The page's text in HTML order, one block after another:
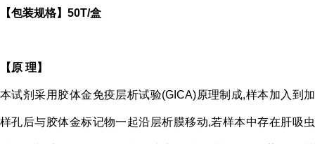
【包装规格】50T/盒
【原 理】
本试剂采用胶体金免疫层析试验(GICA)原理制成,样本加入到加
样孔后与胶体金标记物一起沿层析膜移动,若样本中存在肝吸虫